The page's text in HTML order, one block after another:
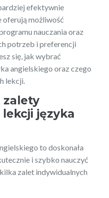
efektywnie
oferują możliwość
nauczania oraz
potrzeb i preferencji
się, jak wybrać
angielskiego oraz czego
lekcji.
zalety
języka
to doskonała
i szybko nauczyć
zalet indywidualnych